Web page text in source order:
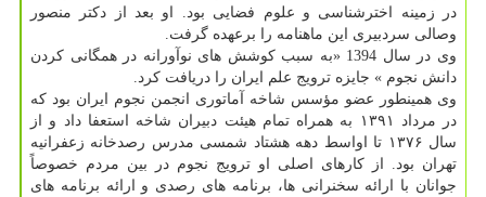
در زمینه اخترشناسی و علوم فضایی بود. او بعد از دکتر منصور
وصالی سردبیری این ماهنامه را برعهده گرفت.
وی در سال 1394 «به سبب کوشش های نوآورانه در همگانی کردن
دانش نجوم » جایزه ترویج علم ایران را دریافت کرد.
وی همینطور عضو مؤسس شاخه آماتوری انجمن نجوم ایران بود که
در مرداد ۱۳۹۱ به همراه تمام هیئت دبیران شاخه استعفا داد و از
سال ۱۳۷۶ تا اواسط دهه هشتاد شمسی مدرس رصدخانه زعفرانیه
تهران بود. از کارهای اصلی او ترویج نجوم در بین مردم خصوصاً
جوانان با ارائه سخنرانی ها، برنامه های رصدی و ارائه برنامه های